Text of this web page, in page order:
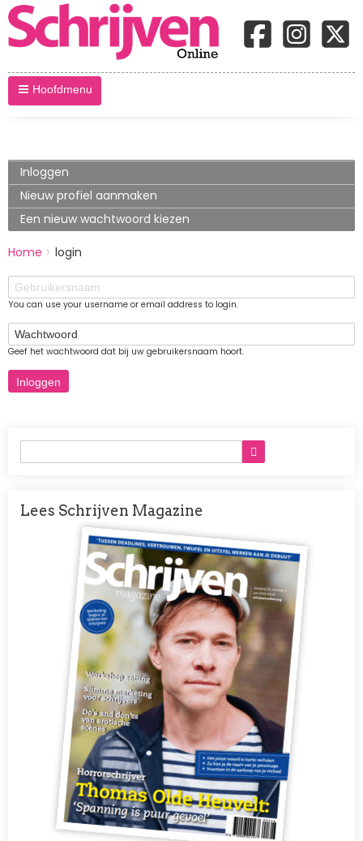
Hoofdmenu
Primary
tabs
Inloggen
tabblad)
Nieuw profiel aanmaken
Een nieuw wachtwoord kiezen
BREADCRUMBS
You
here:
Home
login
Gebruikersnaam
You can use your username or email address to login.
Wachtwoord
Geef het wachtwoord dat bij uw gebruikersnaam hoort.
Lees Schrijven Magazine
Afbeelding